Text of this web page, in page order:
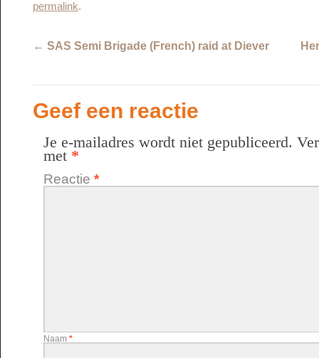
permalink.
← SAS Semi Brigade (French) raid at Diever
Geef een reactie
Je e-mailadres wordt niet gepubliceerd.
met *
Reactie *
Naam *